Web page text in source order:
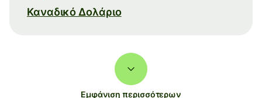
Καναδικό Δολάριο
Εμφάνιση περισσότερων